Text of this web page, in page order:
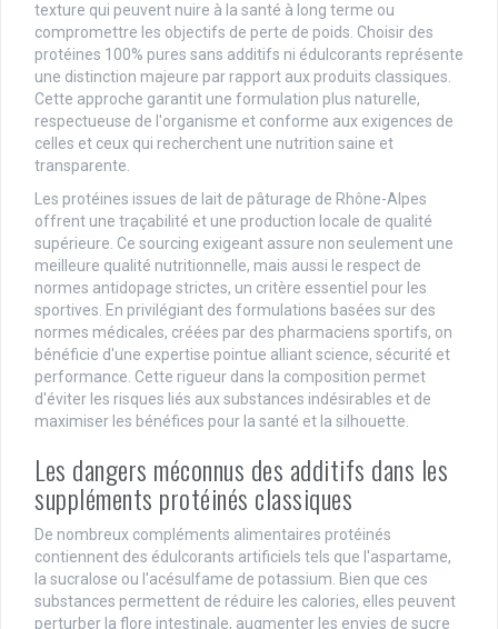
texture qui peuvent nuire à la santé à long terme ou
compromettre les objectifs de perte de poids. Choisir des
protéines 100% pures sans additifs ni édulcorants représente
une distinction majeure par rapport aux produits classiques.
Cette approche garantit une formulation plus naturelle,
respectueuse de l'organisme et conforme aux exigences de
celles et ceux qui recherchent une nutrition saine et
transparente.
Les protéines issues de lait de pâturage de Rhône-Alpes
offrent une traçabilité et une production locale de qualité
supérieure. Ce sourcing exigeant assure non seulement une
meilleure qualité nutritionnelle, mais aussi le respect de
normes antidopage strictes, un critère essentiel pour les
sportives. En privilégiant des formulations basées sur des
normes médicales, créées par des pharmaciens sportifs, on
bénéficie d'une expertise pointue alliant science, sécurité et
performance. Cette rigueur dans la composition permet
d'éviter les risques liés aux substances indésirables et de
maximiser les bénéfices pour la santé et la silhouette.
Les dangers méconnus des additifs dans les
suppléments protéinés classiques
De nombreux compléments alimentaires protéinés
contiennent des édulcorants artificiels tels que l'aspartame,
la sucralose ou l'acésulfame de potassium. Bien que ces
substances permettent de réduire les calories, elles peuvent
perturber la flore intestinale, augmenter les envies de sucre